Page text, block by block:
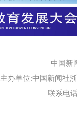
中国新
主办单位:中国新闻社
联系电